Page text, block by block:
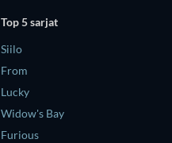
Top 5 sarjat
Siilo
From
Lucky
Widow's Bay
Furious